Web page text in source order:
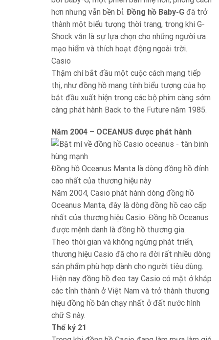
hơn nhưng vẫn bền bỉ. Đồng hồ Baby-Gđã trở
thành một biểu tượng thời trang, trong khi G-
Shock vẫn là sự lựa chọn cho những người ưa
mạo hiểm và thích hoạt động ngoài trời.
Casio
Thậm chí bắt đầu một cuộc cách mạng tiếp
thị, như đồng hồ mang tính biểu tượng của họ
bắt đầu xuất hiện trong các bộ phim càng sớm
càng phát hành Back to the Future năm 1985.
Năm 2004 – OCEANUS được phát hành
Đồng hồ Oceanus Manta là dòng đồng hồ đỉnh
cao nhất của thương hiệu này
Năm 2004, Casio phát hành dòng đồng hồ
Oceanus Manta, đây là dòng đồng hồ cao cấp
nhất của thương hiệu Casio. Đồng hồ Oceanus
được mệnh danh là đồng hồ thương gia.
Theo thời gian và không ngừng phát triển,
thương hiệu Casio đã cho ra đời rất nhiều dòng
sản phẩm phù hợp dành cho người tiêu dùng.
Hiện nay đồng hồ đeo tay Casio có mặt ở khắp
các tỉnh thành ở Việt Nam và trở thành thương
hiệu đồng hồ bán chạy nhất ở đất nước hình
chữ S này.
Thế kỷ 21